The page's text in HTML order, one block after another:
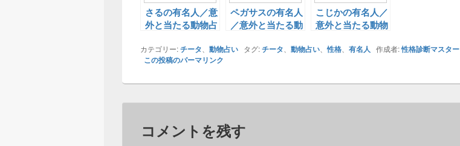
さるの有名人／意
外と当たる動物占
ペガサスの有名人
／意外と当たる動
こじかの有名人／
意外と当たる動物
カテゴリー:チータ 動物占い タグ:チータ 動物占い 、性格 有名人 作成者:性格診断マスター
この投稿のパーマリンク
コメントを残す